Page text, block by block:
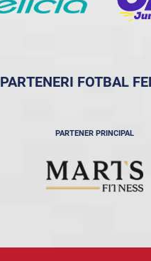
PARTENERI FOTBAL
PARTENER PRINCIPAL